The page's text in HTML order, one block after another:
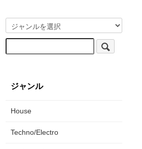
ジャンル
House
Techno/Electro